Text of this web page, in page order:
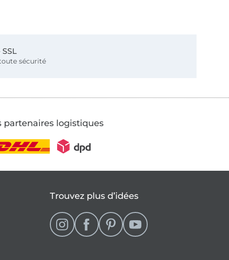
sécurité
partenaires logistiques
Trouvez plus d’idées